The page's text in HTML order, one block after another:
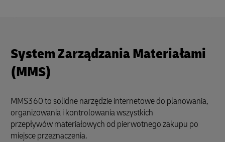
System Zarządzania Materiałami
(MMS)
MMS360 to solidne narzędzie internetowe do planowania,
organizowania i kontrolowania wszystkich
przepływów materiałowych od pierwotnego zakupu po
miejsce przeznaczenia.